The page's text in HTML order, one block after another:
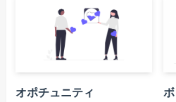
オポチュニティ